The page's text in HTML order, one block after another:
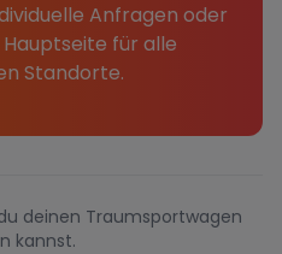
Anfragen oder
für alle
Standorte.
deinen Traumsportwagen
kannst.